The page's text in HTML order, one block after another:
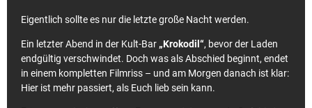
Eigentlich sollte es nur die letzte große Nacht werden.
Ein letzter Abend in der Kult-Bar „Krokodil“, bevor der Laden
endgültig verschwindet. Doch was als Abschied beginnt, endet
in einem kompletten Filmriss – und am Morgen danach ist klar:
Hier ist mehr passiert, als Euch lieb sein kann.